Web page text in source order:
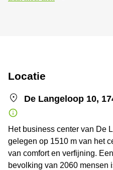
Locatie
De Langeloop 10,
Het business center van De
gelegen op 1510 m van het
van comfort en verfijning.
bevolking van 2060 mensen